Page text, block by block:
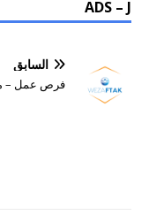
ADS – J
السابق
فرص عمل –